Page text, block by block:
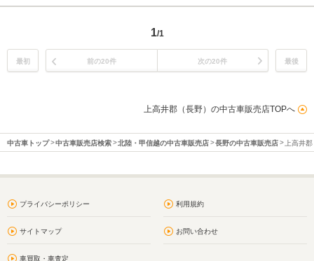
1/1
最初 前の20件 次の20件 最後
上高井郡（長野）の中古車販売店TOPへ
中古車トップ 中古車販売店検索 北陸・甲信越の中古車販売店 長野の中古車販売店 上高井
プライバシーポリシー 利用規約
サイトマップ お問い合わせ
車買取・車査定